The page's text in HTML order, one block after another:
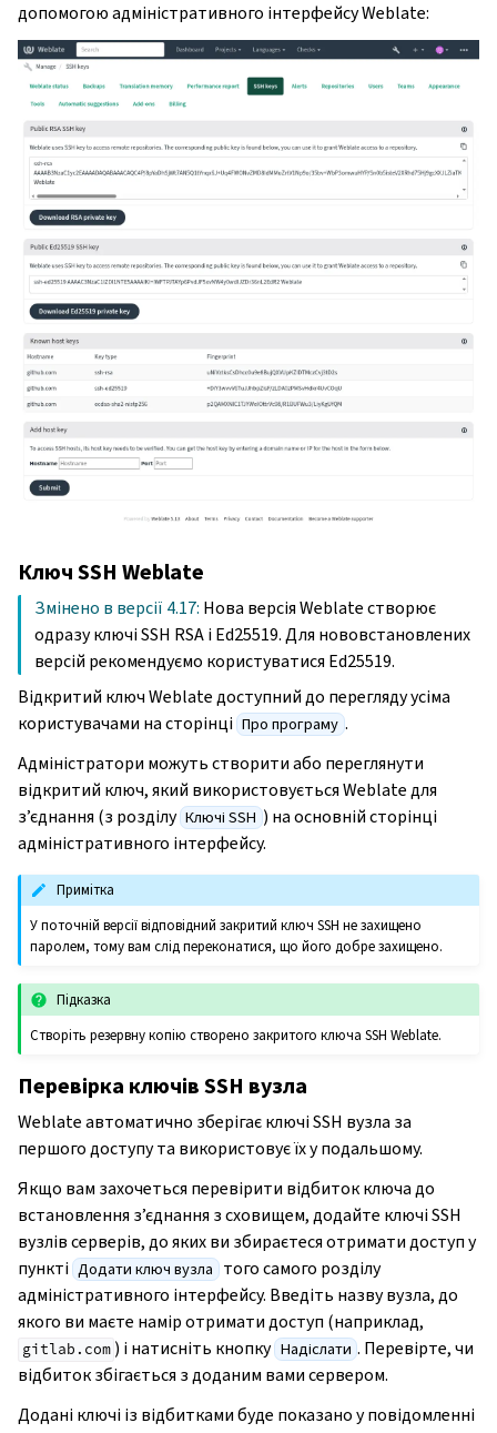
допомогою адміністративного інтерфейсу Weblate:
Ключ SSH Weblate
Змінено в версії 4.17: Нова версія Weblate створює
одразу ключі SSH RSA і Ed25519. Для нововстановлених
версій рекомендуємо користуватися Ed25519.
Відкритий ключ Weblate доступний до перегляду усіма
користувачами на сторінці Про програму .
Адміністратори можуть створити або переглянути
відкритий ключ, який використовується Weblate для
з’єднання (з розділу Ключі SSH ) на основній сторінці
адміністративного інтерфейсу.
Примітка
У поточній версії відповідний закритий ключ SSH не захищено
паролем, тому вам слід переконатися, що його добре захищено.
Підказка
Створіть резервну копію створено закритого ключа SSH Weblate.
Перевірка ключів SSH вузла
Weblate автоматично зберігає ключі SSH вузла за
першого доступу та використовує їх у подальшому.
Якщо вам захочеться перевірити відбиток ключа до
встановлення з’єднання з сховищем, додайте ключі SSH
вузлів серверів, до яких ви збираєтеся отримати доступ у
пункті Додати ключ вузла того самого розділу
адміністративного інтерфейсу. Введіть назву вузла, до
якого ви маєте намір отримати доступ (наприклад,
gitlab.com ) і натисніть кнопку Надіслати . Перевірте, чи
відбиток збігається з доданим вами сервером.
Додані ключі із відбитками буде показано у повідомленні